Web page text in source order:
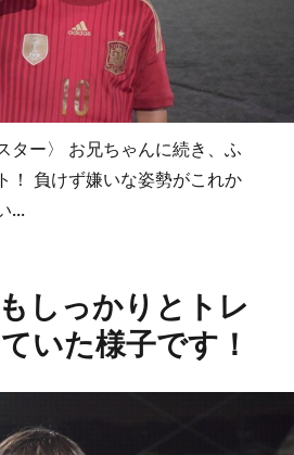
ター〉 お兄ちゃんに続き、ふ
！ 負けず嫌いな姿勢がこれか
...
しっかりとトレ
いた様子です！